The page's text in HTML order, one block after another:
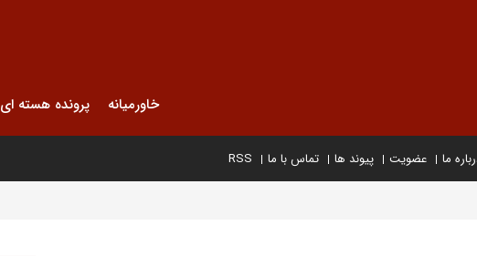
خاورمیانه پرونده هسته ای
ما عضویت پیوند ها تماس با ما RSS